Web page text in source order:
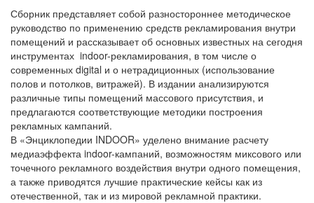
Сборник представляет собой разностороннее методическое
руководство по применению средств рекламирования внутри
помещений и рассказывает об основных известных на сегодня
инструментах indoor-рекламирования, в том числе о
современных digital и о нетрадиционных (использование
полов и потолков, витражей). В издании анализируются
различные типы помещений массового присутствия, и
предлагаются соответствующие методики построения
рекламных кампаний.
В «Энциклопедии INDOOR» уделено внимание расчету
медиаэффекта indoor-кампаний, возможностям миксового или
точечного рекламного воздействия внутри одного помещения,
а также приводятся лучшие практические кейсы как из
отечественной, так и из мировой рекламной практики.